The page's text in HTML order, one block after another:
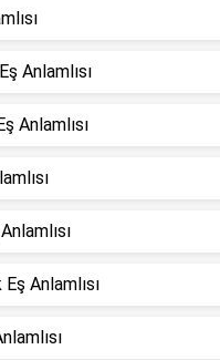
Anlamlısı
Anlamlısı
Anlamlısı